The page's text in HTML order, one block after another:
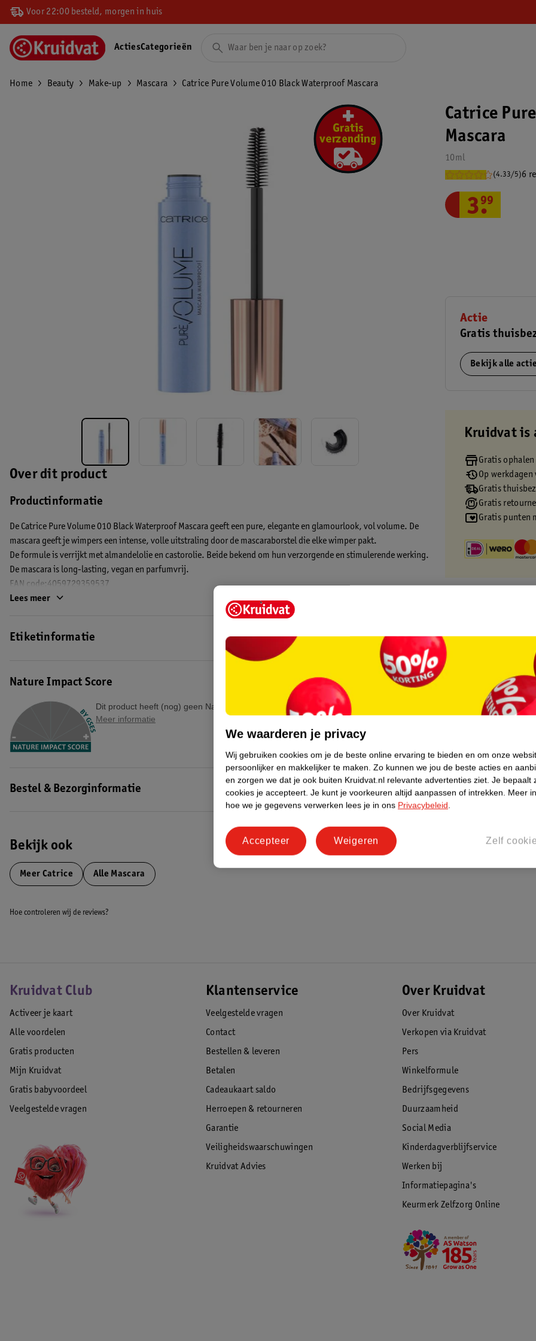
Voor 22:00 besteld, morgen in huis
ActiesCategorieën
Home Beauty Make-up Mascara Catrice Pure Volume 010 Black Waterproof Mascara
Over dit product
Productinformatie
De Catrice Pure Volume 010 Black Waterproof Mascara geeft een pure, elegante en glamourlook, vol volume. De
mascara geeft je wimpers een intense, volle uitstraling door de mascaraborstel die elke wimper pakt.
De formule is verrijkt met almandelolie en castorolie. Beide bekend om hun verzorgende en stimulerende werking.
De mascara is long-lasting, vegan en parfumvrij.
EAN code:4059729359537
Lees meer
Etiketinformatie
Nature Impact Score
Dit product heeft (nog) geen Nature Impact Score.
Meer informatie
Bestel & Bezorginformatie
Bekijk ook
Meer Catrice Alle Mascara
Catrice
Mascara
10ml
(4.33/5)6
3.
99
Actie
Gratis
Bekijk alle
Kruidvat is
Gratis
Op
Gratis
Gratis
Gratis punten
Hoe controleren wij de reviews?
Kruidvat Club
Activeer je kaart
Alle voordelen
Gratis producten
Mijn Kruidvat
Gratis babyvoordeel
Veelgestelde vragen
Klantenservice
Veelgestelde vragen
Contact
Bestellen & leveren
Betalen
Cadeaukaart saldo
Herroepen & retourneren
Garantie
Veiligheidswaarschuwingen
Kruidvat Advies
Over Kruidvat
Over Kruidvat
Verkopen via Kruidvat
Pers
Winkelformule
Bedrijfsgegevens
Duurzaamheid
Social Media
Kinderdagverblijfservice
Werken bij
Informatiepagina's
Keurmerk Zelfzorg Online
We waarderen je privacy
Wij gebruiken cookies om je de beste online ervaring te bieden en om onze
persoonlijker en makkelijker te maken. Zo kunnen we jou de beste acties en
en zorgen we dat je ook buiten Kruidvat.nl relevante advertenties ziet. Je bepaalt
cookies je accepteert. Je kunt je voorkeuren altijd aanpassen of intrekken. Meer
hoe we je gegevens verwerken lees je in ons Privacybeleid.
Zelf
Weigeren
Accepteer